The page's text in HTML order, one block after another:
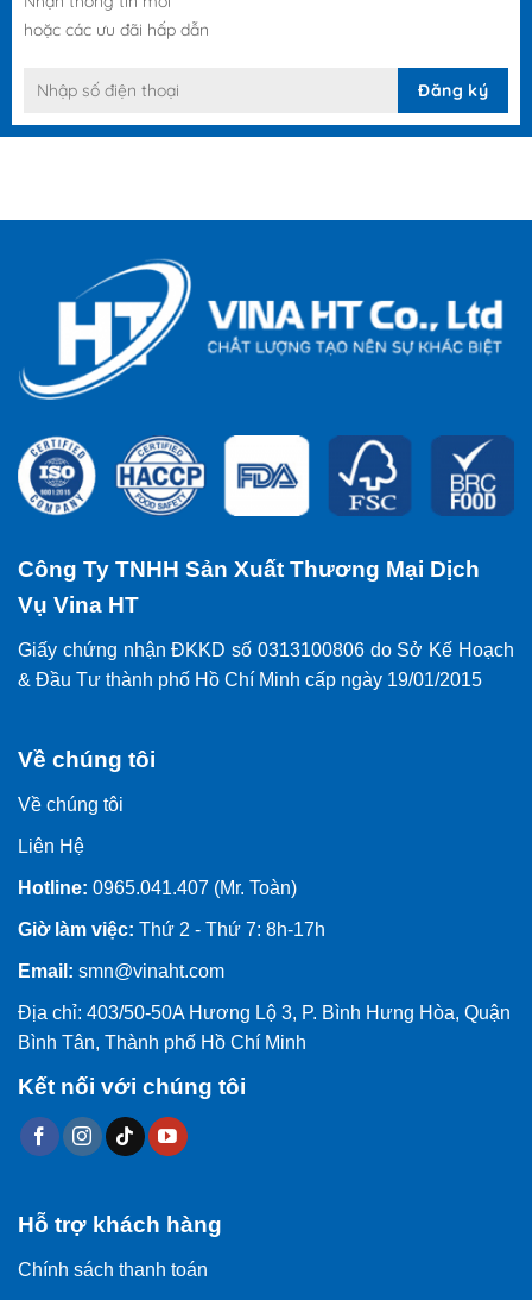
hoặc các ưu đãi hấp dẫn
Công Ty TNHH Sản Xuất Thương Mại Dịch
Vụ Vina HT
Giấy chứng nhận ĐKKD số 0313100806 do Sở Kế Hoạch
& Đầu Tư thành phố Hồ Chí Minh cấp ngày 19/01/2015
Về chúng tôi
Về chúng tôi
Liên Hệ
Hotline: 0965.041.407 (Mr. Toàn)
Giờ làm việc: Thứ 2 - Thứ 7: 8h-17h
Email: smn@vinaht.com
Địa chỉ: 403/50-50A Hương Lộ 3, P. Bình Hưng Hòa, Quận
Bình Tân, Thành phố Hồ Chí Minh
Kết nối với chúng tôi
Hỗ trợ khách hàng
Chính sách thanh toán